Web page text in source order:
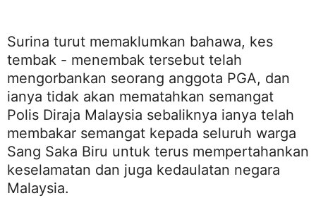
Surina turut memaklumkan bahawa, kes
tembak - menembak tersebut telah
mengorbankan seorang anggota PGA, dan
ianya tidak akan mematahkan semangat
Polis Diraja Malaysia sebaliknya ianya telah
membakar semangat kepada seluruh warga
Sang Saka Biru untuk terus mempertahankan
keselamatan dan juga kedaulatan negara
Malaysia.